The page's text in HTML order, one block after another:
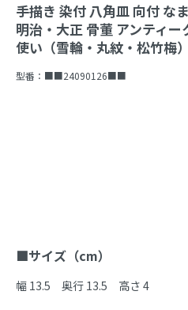
手描き 染付 八角皿 向付 な
明治・大正 骨董 アンティ
使い（雪輪・丸紋・松竹梅）
型番： ■■24090126■■
商品説明
■サイズ（cm）
幅 13.5　奥行 13.5　高さ 4